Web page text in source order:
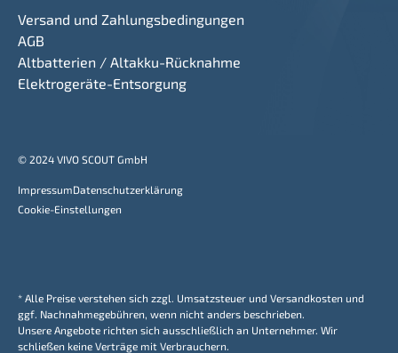
Versand und Zahlungsbedingungen
AGB
Altbatterien / Altakku-Rücknahme
Elektrogeräte-Entsorgung
© 2024 VIVO SCOUT GmbH
ImpressumDatenschutzerklärung
Cookie-Einstellungen
* Alle Preise verstehen sich zzgl. Umsatzsteuer und Versandkosten und
ggf. Nachnahmegebühren, wenn nicht anders beschrieben.
Unsere Angebote richten sich ausschließlich an Unternehmer. Wir
schließen keine Verträge mit Verbrauchern.